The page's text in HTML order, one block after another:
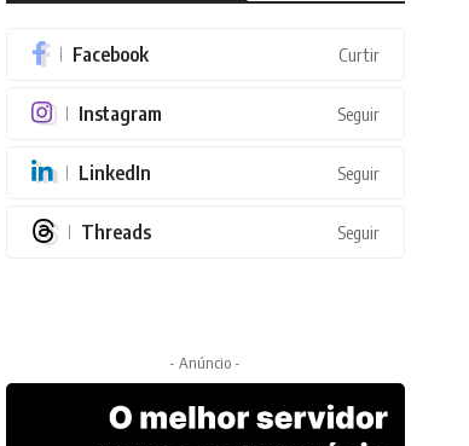
Facebook Curtir
Instagram Seguir
LinkedIn Seguir
Threads Seguir
- Anúncio -